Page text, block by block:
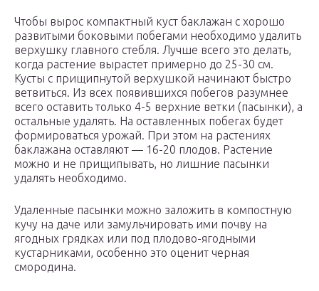
Чтобы вырос компактный куст баклажан с хорошо
развитыми боковыми побегами необходимо удалить
верхушку главного стебля. Лучше всего это делать,
когда растение вырастет примерно до 25-30 см.
Кусты с прищипнутой верхушкой начинают быстро
ветвиться. Из всех появившихся побегов разумнее
всего оставить только 4-5 верхние ветки (пасынки), а
остальные удалять. На оставленных побегах будет
формироваться урожай. При этом на растениях
баклажана оставляют — 16-20 плодов. Растение
можно и не прищипывать, но лишние пасынки
удалять необходимо.
Удаленные пасынки можно заложить в компостную
кучу на даче или замульчировать ими почву на
ягодных грядках или под плодово-ягодными
кустарниками, особенно это оценит черная
смородина.